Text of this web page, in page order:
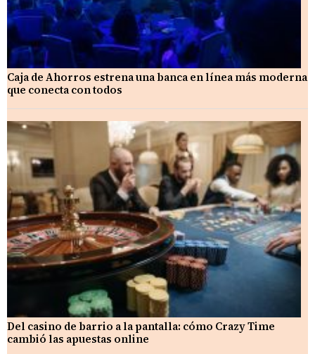
Caja de Ahorros estrena una banca en línea más moderna
que conecta con todos
Del casino de barrio a la pantalla: cómo Crazy Time
cambió las apuestas online